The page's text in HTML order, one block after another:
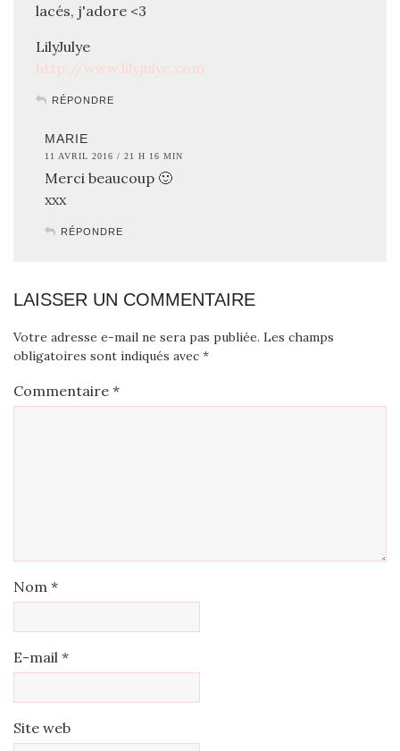
lacés, j'adore <3
LilyJulye
http://www.lilyjulye.com
RÉPONDRE
MARIE
11 AVRIL 2016 / 21 H 16 MIN
Merci beaucoup 🙂
xxx
RÉPONDRE
LAISSER UN COMMENTAIRE
Votre adresse e-mail ne sera pas publiée. Les champs
obligatoires sont indiqués avec *
Commentaire *
Nom *
E-mail *
Site web